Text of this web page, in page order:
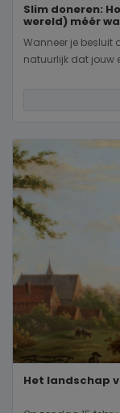
Slim doneren:
wereld) méér
Wanneer je besluit
natuurlijk dat jouw
Het landschap